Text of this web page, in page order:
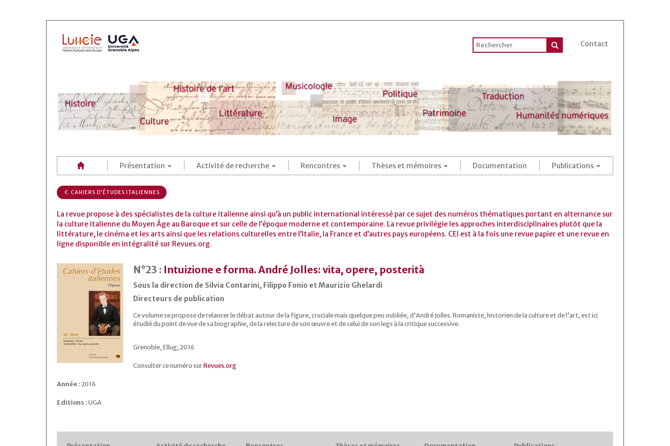
Contact
Présentation Activité de recherche Rencontres Thèses et mémoires Documentation Publications
CAHIERS D'ÉTUDES ITALIENNES
La revue propose à des spécialistes de la culture italienne ainsi qu’à un public international intéressé par ce sujet des numéros thématiques portant en alternance sur
la culture italienne du Moyen Âge au Baroque et sur celle de l’époque moderne et contemporaine. La revue privilégie les approches interdisciplinaires plutôt que la
littérature, le cinéma et les arts ainsi que les relations culturelles entre l’Italie, la France et d’autres pays européens. CEI est à la fois une revue papier et une revue en
ligne disponible en intégralité sur Revues.org.
N°23 : Intuizione e forma. André Jolles: vita, opere, posterità
Sous la direction de Silvia Contarini, Filippo Fonio et Maurizio Ghelardi
Directeurs de publication
Ce volume se propose de relancer le débat autour de la figure, cruciale mais quelque peu oubliée, d’André Jolles. Romaniste, historien de la culture et de l’art, est ici
étudié du point de vue de sa biographie, de la relecture de son œuvre et de celui de son legs à la critique successive.
Grenoble, Ellug, 2016
Consulter ce numéro surRevues.org
Année : 2016
Editions : UGA